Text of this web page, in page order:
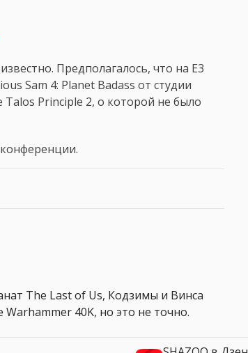
Предполагалось, что на E3
Sam 4: Planet Badass от студии
Talos Principle 2, о которой не было
The Last of Us, Кодзимы и Винса
40K, но это не точно.